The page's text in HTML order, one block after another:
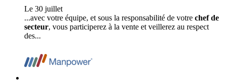
Le 30 juillet
...avec votre équipe, et sous la responsabilité de votre chef de
secteur, vous participerez à la vente et veillerez au respect
des...